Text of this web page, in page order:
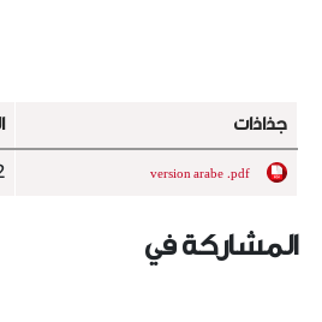
جذاذات
version arabe .pdf
المشاركة في